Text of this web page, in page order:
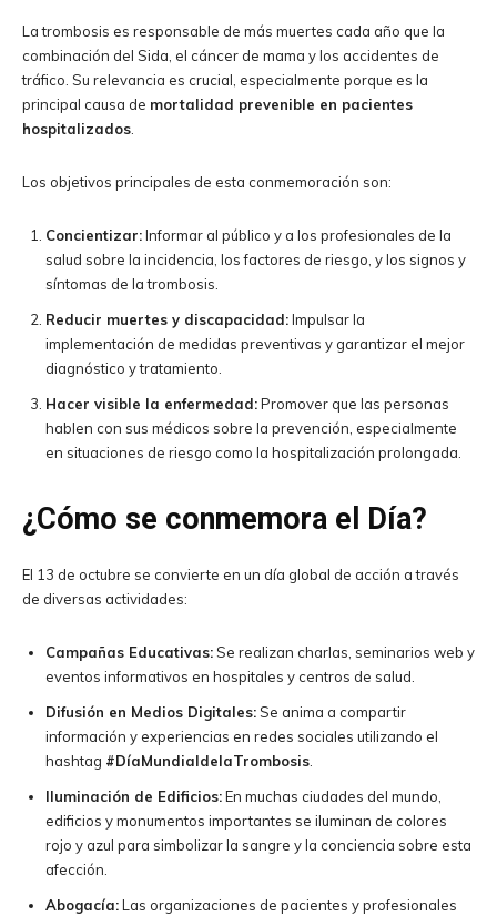
La trombosis es responsable de más muertes cada año que la
combinación del Sida, el cáncer de mama y los accidentes de
tráfico. Su relevancia es crucial, especialmente porque es la
principal causa de mortalidad prevenible en pacientes
hospitalizados.
Los objetivos principales de esta conmemoración son:
Concientizar:Informar al público y a los profesionales de la
salud sobre la incidencia, los factores de riesgo, y los signos y
síntomas de la trombosis.
Reducir muertes y discapacidad:Impulsar la
implementación de medidas preventivas y garantizar el mejor
diagnóstico y tratamiento.
Hacer visible la enfermedad:Promover que las personas
hablen con sus médicos sobre la prevención, especialmente
en situaciones de riesgo como la hospitalización prolongada.
¿Cómo se conmemora el Día?
El 13 de octubre se convierte en un día global de acción a través
de diversas actividades:
Campañas Educativas:Se realizan charlas, seminarios web y
eventos informativos en hospitales y centros de salud.
Difusión en Medios Digitales:Se anima a compartir
información y experiencias en redes sociales utilizando el
hashtag #DíaMundialdelaTrombosis.
Iluminación de Edificios:En muchas ciudades del mundo,
edificios y monumentos importantes se iluminan de colores
rojo y azul para simbolizar la sangre y la conciencia sobre esta
afección.
Abogacía:Las organizaciones de pacientes y profesionales